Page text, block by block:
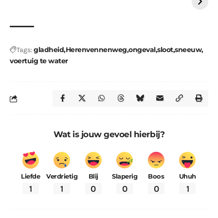
Tags:gladheidHerenvennenweg ongevalslootsneeuw
voertuig te water
Wat is jouw gevoel hierbij?
Liefde
1
Verdrietig
1
Blij
0
Slaperig
0
Boos
0
Uhuh
1